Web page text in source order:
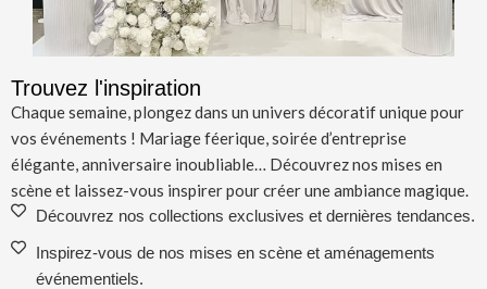
Trouvez l'inspiration
Chaque semaine, plongez dans un univers décoratif unique pour
vos événements ! Mariage féerique, soirée d’entreprise
élégante, anniversaire inoubliable… Découvrez nos mises en
scène et laissez-vous inspirer pour créer une ambiance magique.
Découvrez nos collections exclusives et dernières tendances.
Inspirez-vous de nos mises en scène et aménagements
événementiels.